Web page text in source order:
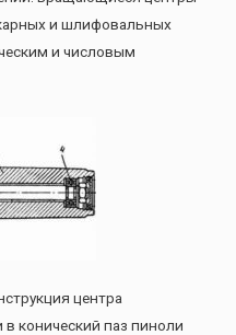
и шлифовальных
и числовым
центра
конический паз пиноли